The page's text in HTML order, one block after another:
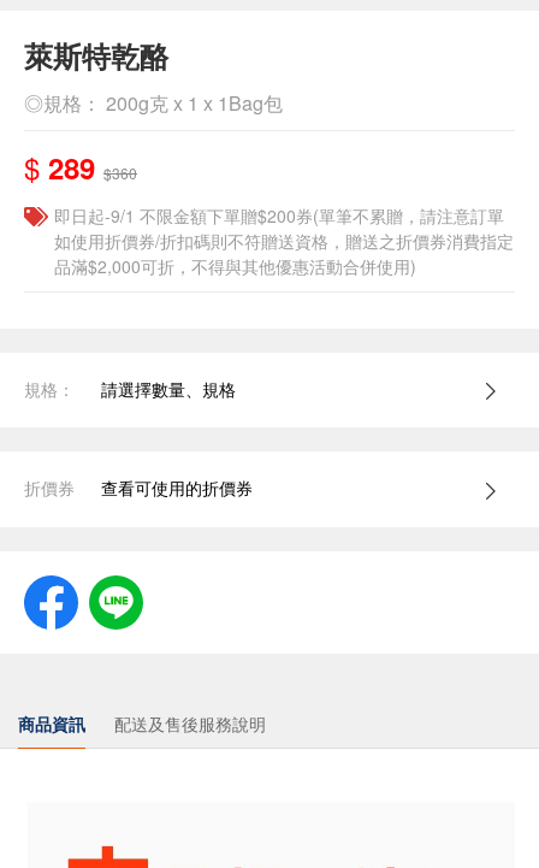
萊斯特乾酪
◎規格： 200g克 x 1 x 1Bag包
$ 289 $360
即日起-9/1 不限金額下單贈$200券(單筆不累贈，請注意訂單
如使用折價券/折扣碼則不符贈送資格，贈送之折價券消費指定
品滿$2,000可折，不得與其他優惠活動合併使用)
規格： 請選擇數量、規格
折價券 查看可使用的折價券
商品資訊 配送及售後服務說明